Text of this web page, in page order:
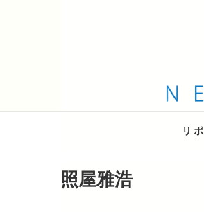
QAB
キャッチー 月曜〜金曜 午後
リ
照屋雅浩